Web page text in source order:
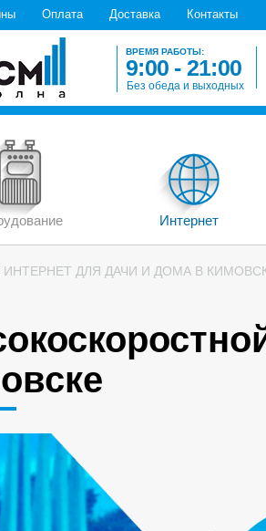
Оплата Доставка Контакты
ВРЕМЯ РАБОТЫ:
9:00 - 21:00
Без обеда и выходных
Интернет
ИНТЕРНЕТ ДЛЯ ДАЧИ И ДОМА В